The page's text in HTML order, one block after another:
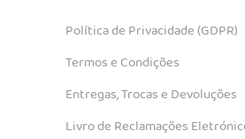
Política de Privacidade (GDPR)
Termos e Condições
Entregas, Trocas e Devoluções
Livro de Reclamações